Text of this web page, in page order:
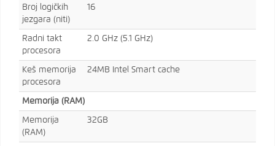
Broj logičkih
jezgara (niti)
16
Radni takt
procesora
2.0 GHz (5.1 GHz)
Keš memorija
procesora
24MB Intel Smart cache
Memorija (RAM)
Memorija
(RAM)
32GB